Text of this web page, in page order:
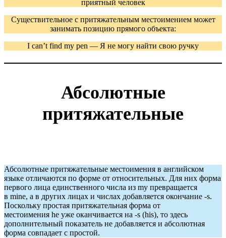
приятный человек
Существительное с притяжательным местоимением может
занимать позицию прямого объекта:
I can’t find my pen — Я не могу найти свою ручку
Абсолютные
притяжательные
Абсолютные притяжательные местоимения в английском
языке отличаются по форме от относительных. Для них форма
первого лица единственного числа из my превращается
в mine, а в других лицах и числах добавляется окончание -s.
Поскольку простая притяжательная форма от
местоимения he уже оканчивается на -s (his), то здесь
дополнительный показатель не добавляется и абсолютная
форма совпадает с простой.